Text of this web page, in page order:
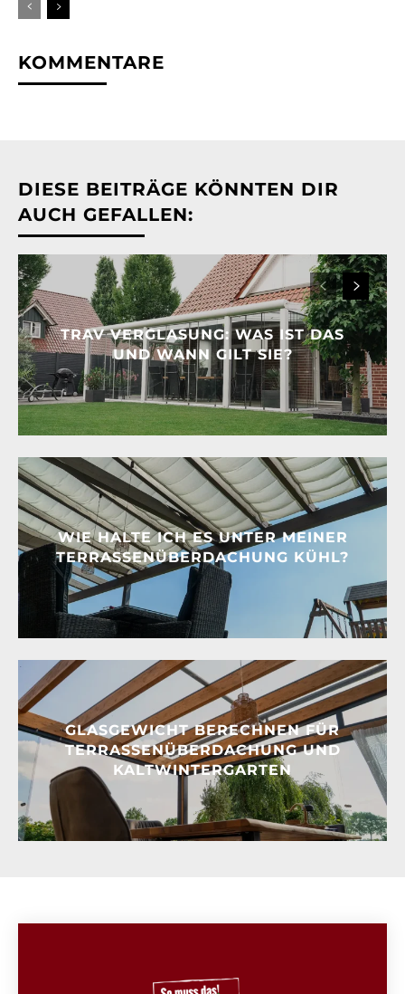
KOMMENTARE
DIESE BEITRÄGE KÖNNTEN DIR
AUCH GEFALLEN:
TRAV VERGLASUNG: WAS IST DAS
UND WANN GILT SIE?
WIE HALTE ICH ES UNTER MEINER
TERRASSENÜBERDACHUNG KÜHL?
GLASGEWICHT BERECHNEN FÜR
TERRASSENÜBERDACHUNG UND
KALTWINTERGARTEN